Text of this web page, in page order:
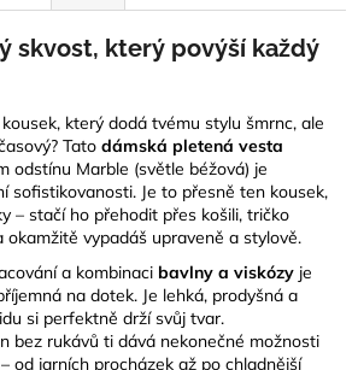
skvost, který povýší každý
který dodá tvému stylu šmrnc, ale
Tato dámská pletená vesta
odstínu Marble (světle béžová) je
sofistikovanosti. Je to přesně ten kousek,
– stačí ho přehodit přes košili, tričko
okamžitě vypadáš upraveně a stylově.
a kombinaci bavlny a viskózy je
na dotek. Je lehká, prodyšná a
si perfektně drží svůj tvar.
bez rukávů ti dává nekonečné možnosti
od jarních procházek až po chladnější